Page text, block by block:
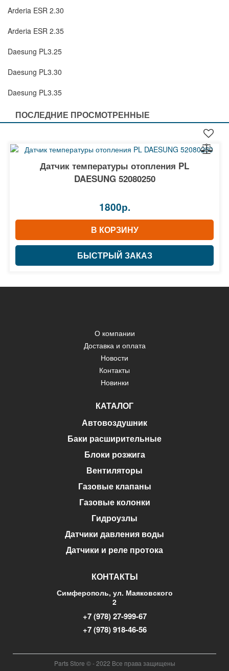
Arderia ESR 2.30
Arderia ESR 2.35
Daesung PL3.25
Daesung PL3.30
Daesung PL3.35
ПОСЛЕДНИЕ ПРОСМОТРЕННЫЕ
Датчик температуры отопления PL
DAESUNG 52080250
1800р.
В КОРЗИНУ
БЫСТРЫЙ ЗАКАЗ
О компании
Доставка и оплата
Новости
Контакты
Новинки
КАТАЛОГ
Автовоздушник
Баки расширительные
Блоки розжига
Вентиляторы
Газовые клапаны
Газовые колонки
Гидроузлы
Датчики давления воды
Датчики и реле протока
КОНТАКТЫ
Симферополь, ул. Маяковского
2
+7 (978) 27-999-67
+7 (978) 918-46-56
Parts Store © - 2022 Все права защищены